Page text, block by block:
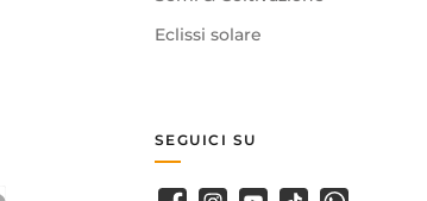
Eclissi solare
SEGUICI SU